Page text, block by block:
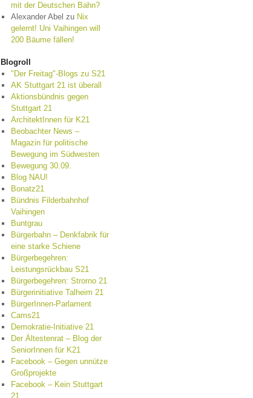
mit der Deutschen Bahn?
Alexander Abel zu Nix
gelernt! Uni Vaihingen will
200 Bäume fällen!
Blogroll
"Der Freitag"-Blogs zu S21
AK Stuttgart 21 ist überall
Aktionsbündnis gegen
Stuttgart 21
ArchitektInnen für K21
Beobachter News –
Magazin für politische
Bewegung im Südwesten
Bewegung 30.09.
Blog NAU!
Bonatz21
Bündnis Filderbahnhof
Vaihingen
Buntgrau
Bürgerbahn – Denkfabrik für
eine starke Schiene
Bürgerbegehren:
Leistungsrückbau S21
Bürgerbegehren: Strorno 21
Bürgerinitiative Talheim 21
BürgerInnen-Parlament
Cams21
Demokratie-Initiative 21
Der Ältestenrat – Blog der
SeniorInnen für K21
Facebook – Gegen unnütze
Großprojekte
Facebook – Kein Stuttgart
21